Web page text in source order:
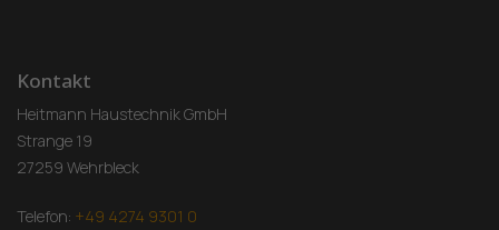
Kontakt
Heitmann Haustechnik GmbH
Strange 19
27259 Wehrbleck
Telefon: +49 4274 9301 0